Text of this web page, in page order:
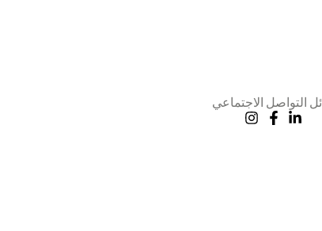
التواصل الاجتماعي